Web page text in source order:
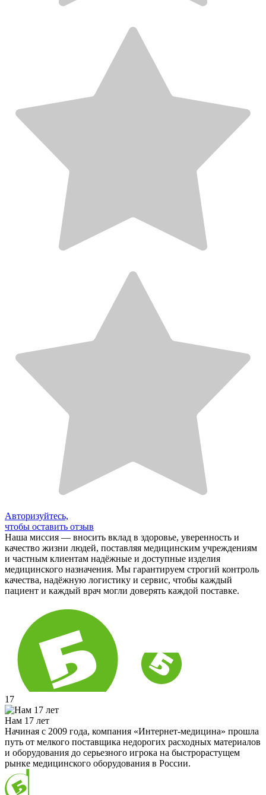
Авторизуйтесь,
чтобы оставить отзыв
Наша миссия — вносить вклад в здоровье, уверенность и
качество жизни людей, поставляя медицинским учреждениям
и частным клиентам надёжные и доступные изделия
медицинского назначения. Мы гарантируем строгий контроль
качества, надёжную логистику и сервис, чтобы каждый
пациент и каждый врач могли доверять каждой поставке.
17
Нам 17 лет
Начиная с 2009 года, компания «Интернет-медицина» прошла
путь от мелкого поставщика недорогих расходных материалов
и оборудования до серьезного игрока на быстрорастущем
рынке медицинского оборудования в России.